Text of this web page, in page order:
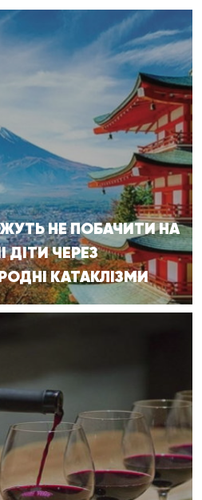
НЕ ПОБАЧИТИ НА
ДІТИ ЧЕРЕЗ
КАТАКЛІЗМИ